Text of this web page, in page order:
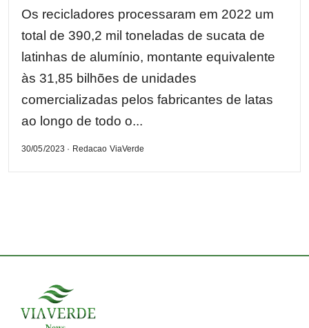
Os recicladores processaram em 2022 um
total de 390,2 mil toneladas de sucata de
latinhas de alumínio, montante equivalente
às 31,85 bilhões de unidades
comercializadas pelos fabricantes de latas
ao longo de todo o...
30/05/2023 · Redacao ViaVerde